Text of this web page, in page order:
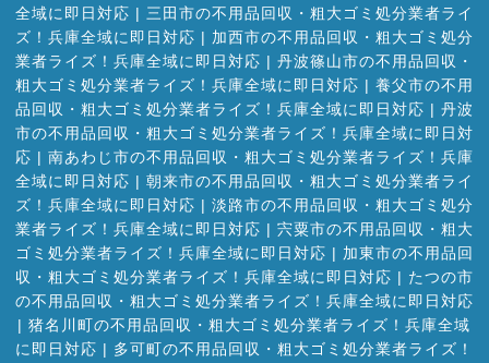
全域に即日対応 | 三田市の不用品回収・粗大ゴミ処分業者ライ
ズ！兵庫全域に即日対応 | 加西市の不用品回収・粗大ゴミ処分
業者ライズ！兵庫全域に即日対応 | 丹波篠山市の不用品回収・
粗大ゴミ処分業者ライズ！兵庫全域に即日対応 | 養父市の不用
品回収・粗大ゴミ処分業者ライズ！兵庫全域に即日対応 | 丹波
市の不用品回収・粗大ゴミ処分業者ライズ！兵庫全域に即日対
応 | 南あわじ市の不用品回収・粗大ゴミ処分業者ライズ！兵庫
全域に即日対応 | 朝来市の不用品回収・粗大ゴミ処分業者ライ
ズ！兵庫全域に即日対応 | 淡路市の不用品回収・粗大ゴミ処分
業者ライズ！兵庫全域に即日対応 | 宍粟市の不用品回収・粗大
ゴミ処分業者ライズ！兵庫全域に即日対応 | 加東市の不用品回
収・粗大ゴミ処分業者ライズ！兵庫全域に即日対応 | たつの市
の不用品回収・粗大ゴミ処分業者ライズ！兵庫全域に即日対応
| 猪名川町の不用品回収・粗大ゴミ処分業者ライズ！兵庫全域
に即日対応 | 多可町の不用品回収・粗大ゴミ処分業者ライズ！